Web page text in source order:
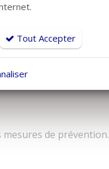
mesures de prévention.
Tout Accepter